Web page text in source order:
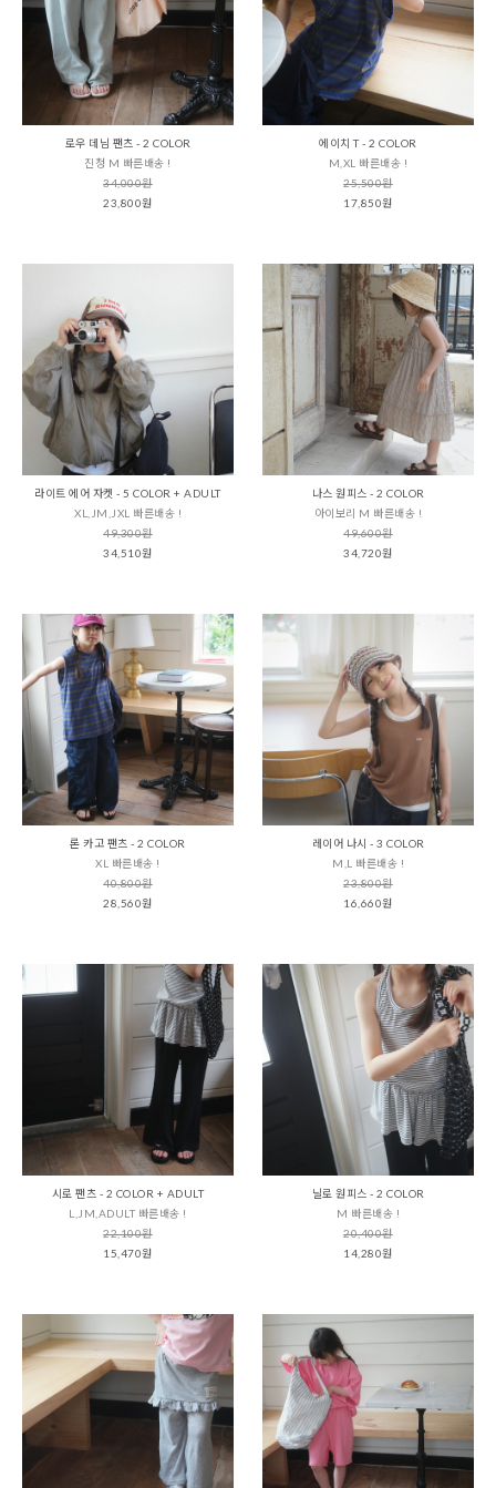
로우 데님 팬츠 - 2 COLOR
진청 M 빠른배송 !
34,000원
23,800원
에이치 T - 2 COLOR
M,XL 빠른배송 !
25,500원
17,850원
라이트 에어 자켓 - 5 COLOR + ADULT
XL,JM,JXL 빠른배송 !
49,300원
34,510원
나스 원피스 - 2 COLOR
아이보리 M 빠른배송 !
49,600원
34,720원
론 카고 팬츠 - 2 COLOR
XL 빠른배송 !
40,800원
28,560원
레이어 나시 - 3 COLOR
M,L 빠른배송 !
23,800원
16,660원
시로 팬츠 - 2 COLOR + ADULT
L,JM,ADULT 빠른배송 !
22,100원
15,470원
닐로 원피스 - 2 COLOR
M 빠른배송 !
20,400원
14,280원